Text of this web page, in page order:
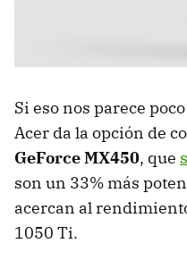
Si eso nos parece
Acer da la opción de
GeForce MX450, que
son un 33% más
acercan al
1050 Ti.